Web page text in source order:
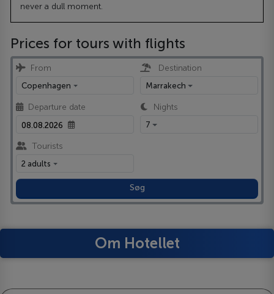
never a dull moment.
Prices for tours with flights
From
Copenhagen
Destination
Marrakech
Departure date Nights
7
Tourists
2 adults
Søg
Om Hotellet